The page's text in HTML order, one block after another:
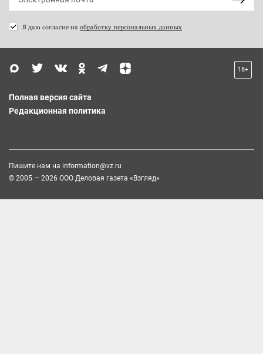
Я даю согласие на обработку персональных данных
18+
Полная версия сайта
Редакционная политика
Пишите нам на information@vz.ru
© 2005 — 2026 ООО Деловая газета «Взгляд»